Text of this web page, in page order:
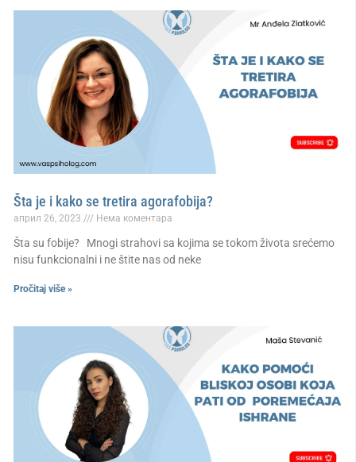
Šta je i kako se tretira agorafobija?
април 26, 2023 Нема коментара
Šta su fobije? Mnogi strahovi sa kojima se tokom života srećemo
nisu funkcionalni i ne štite nas od neke
Pročitaj više »